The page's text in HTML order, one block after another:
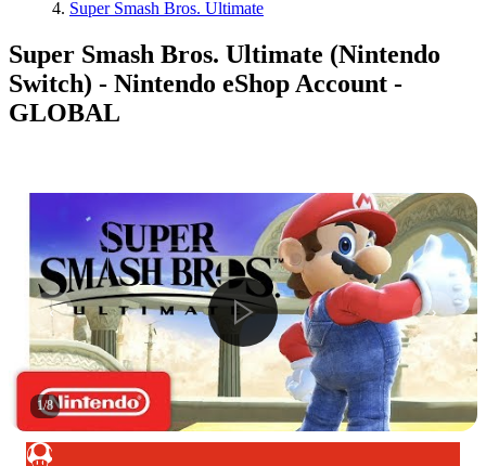
Super Smash Bros. Ultimate
Super Smash Bros. Ultimate (Nintendo
Switch) - Nintendo eShop Account -
GLOBAL
1/8